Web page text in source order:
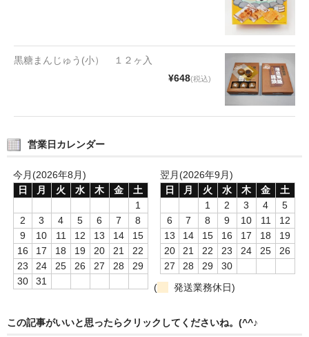
会社理念
沿革
社長あいさつ
お問合せ
スタッフブログ
黒糖まんじゅう(小） １２ヶ入
¥648(税込)
営業日カレンダー
今月(2026年8月)
日
月 火 水 木 金
土
1
2
3 4 5 6 7
8
9
10 11 12 13 14
15
16
17 18 19 20 21
22
23
24 25 26 27 28
29
30
31
翌月(2026年9月)
日
月 火 水 木 金
土
1
2 3 4
5
6
7 8 9 10 11
12
13
14 15 16 17 18
19
20
21 22 23 24 25
26
27
28 29
30
(
発送業務休日)
この記事がいいと思ったらクリックしてくださいね。(^^♪